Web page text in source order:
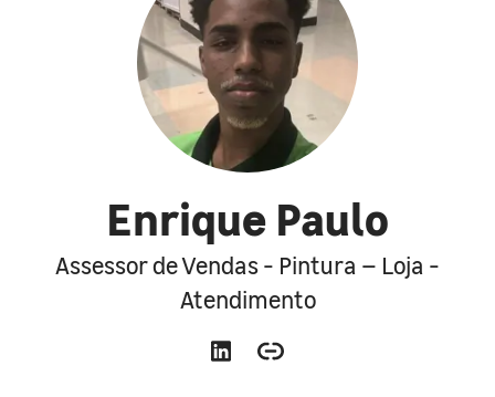
Enrique Paulo
Assessor de Vendas - Pintura – Loja -
Atendimento